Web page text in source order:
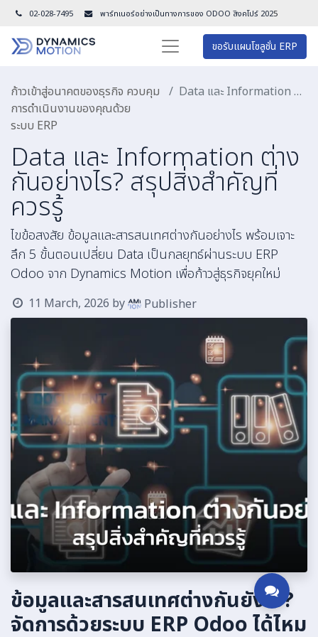
02-028-7495 พาร์ทเนอร์อย่างเป็นทางการของ ODOO สิงคโปร์ 2025
ขอรับแผนโซลูชั่น ERP
ก้าวเข้าสู่อนาคตของธุรกิจ ควบคุม
การดำเนินงานของคุณด้วย
ระบบ ERP
Data และ Information ต่างกันอย่างไร? สรุปสิ่งสำคัญที่ควรรู้
Data และ Information ต่าง
กันอย่างไร? สรุปสิ่งสำคัญที่
ควรรู้
ไขข้อสงสัย ข้อมูลและสารสนเทศต่างกันอย่างไร พร้อมเจาะ
ลึก 5 ขั้นตอนเปลี่ยน Data เป็นกลยุทธ์ผ่านระบบ ERP
Odoo จาก Dynamics Motion เพื่อก้าวสู่ธุรกิจยุคใหม่
11 March, 2026 by Publisher
ข้อมูลและสารสนเทศต่างกันยังไง?
จัดการด้วยระบบ ERP Odoo ได้ไหม